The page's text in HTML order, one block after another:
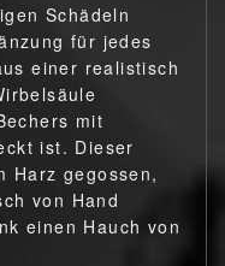
Schädeln
für jedes
einer realistisch
mit
ist. Dieser
Harz gegossen,
von Hand
einen Hauch von